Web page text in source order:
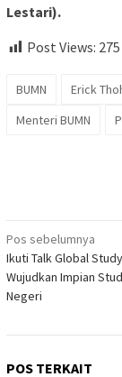
Lestari).
Post Views: 275
BUMN Erick
Menteri BUMN
Navigasi
pos
Pos sebelumnya
Ikuti Talk Global
Wujudkan Impian
Negeri
POS TERKAIT